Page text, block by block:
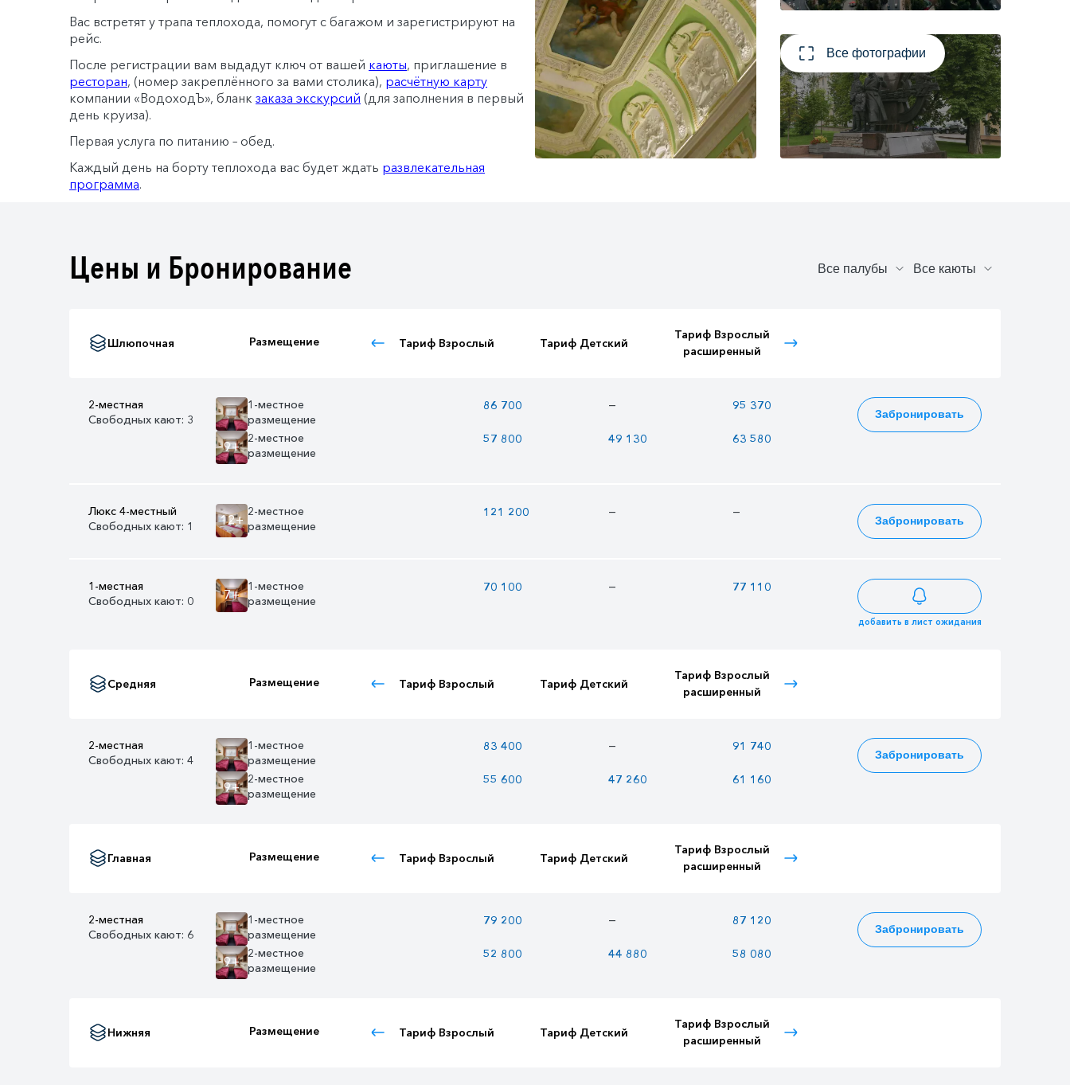
Вас встретят у трапа теплохода, помогут с багажом и зарегистрируют на
рейс.
После регистрации вам выдадут ключ от вашей каюты, приглашение в
ресторан, (номер закреплённого за вами столика), расчётную карту
компании «ВодоходЪ», бланк заказа экскурсий (для заполнения в первый
день круиза).
Первая услуга по питанию – обед.
Каждый день на борту теплохода вас будет ждать развлекательная
программа.
Все фотографии
Цены и Бронирование
Шлюпочная Размещение Тариф Взрослый Тариф Детский
Тариф Взрослый
расширенный
2-местная
Свободных кают: 3
1-местное
размещение
86 700 — 95 370 —
9+
2-местное
размещение
57 800 49 130 63 580
Забронировать
Люкс 4-местный
Свободных кают: 1
12+
2-местное
размещение
121 200 — — —
Забронировать
1-местная
Свободных кают: 0
7+
1-местное
размещение
70 100 — 77 110 —
добавить в лист ожидания
Средняя Размещение Тариф Взрослый Тариф Детский
Тариф Взрослый
расширенный
2-местная
Свободных кают: 4
1-местное
размещение
83 400 — 91 740 —
9+
2-местное
размещение
55 600 47 260 61 160
Забронировать
Главная Размещение Тариф Взрослый Тариф Детский
Тариф Взрослый
расширенный
2-местная
Свободных кают: 6
1-местное
размещение
79 200 — 87 120 —
9+
2-местное
размещение
52 800 44 880 58 080
Забронировать
Нижняя Размещение Тариф Взрослый Тариф Детский
Тариф Взрослый
расширенный